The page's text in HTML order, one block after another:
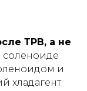
ТРВ, а не
соленоиде
и
хладагент